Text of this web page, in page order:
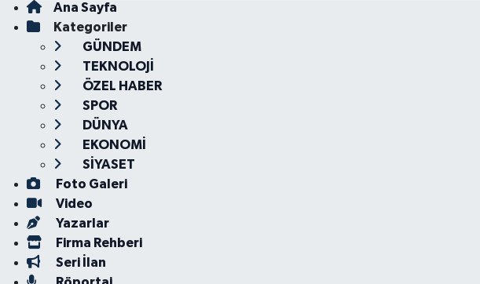
Ana Sayfa
Kategoriler
GÜNDEM
TEKNOLOJİ
ÖZEL HABER
SPOR
DÜNYA
EKONOMİ
SİYASET
Foto Galeri
Video
Yazarlar
Firma Rehberi
Seri İlan